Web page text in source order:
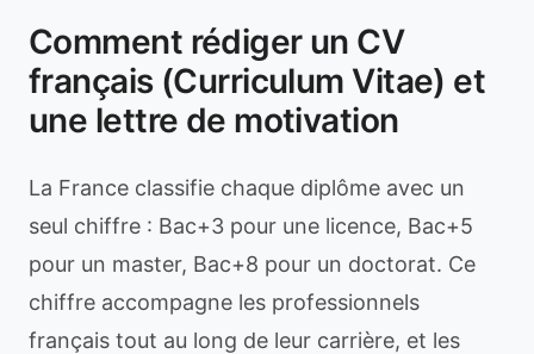
Comment rédiger un CV
français (Curriculum Vitae) et
une lettre de motivation
La France classifie chaque diplôme avec un
seul chiffre : Bac+3 pour une licence, Bac+5
pour un master, Bac+8 pour un doctorat. Ce
chiffre accompagne les professionnels
français tout au long de leur carrière, et les